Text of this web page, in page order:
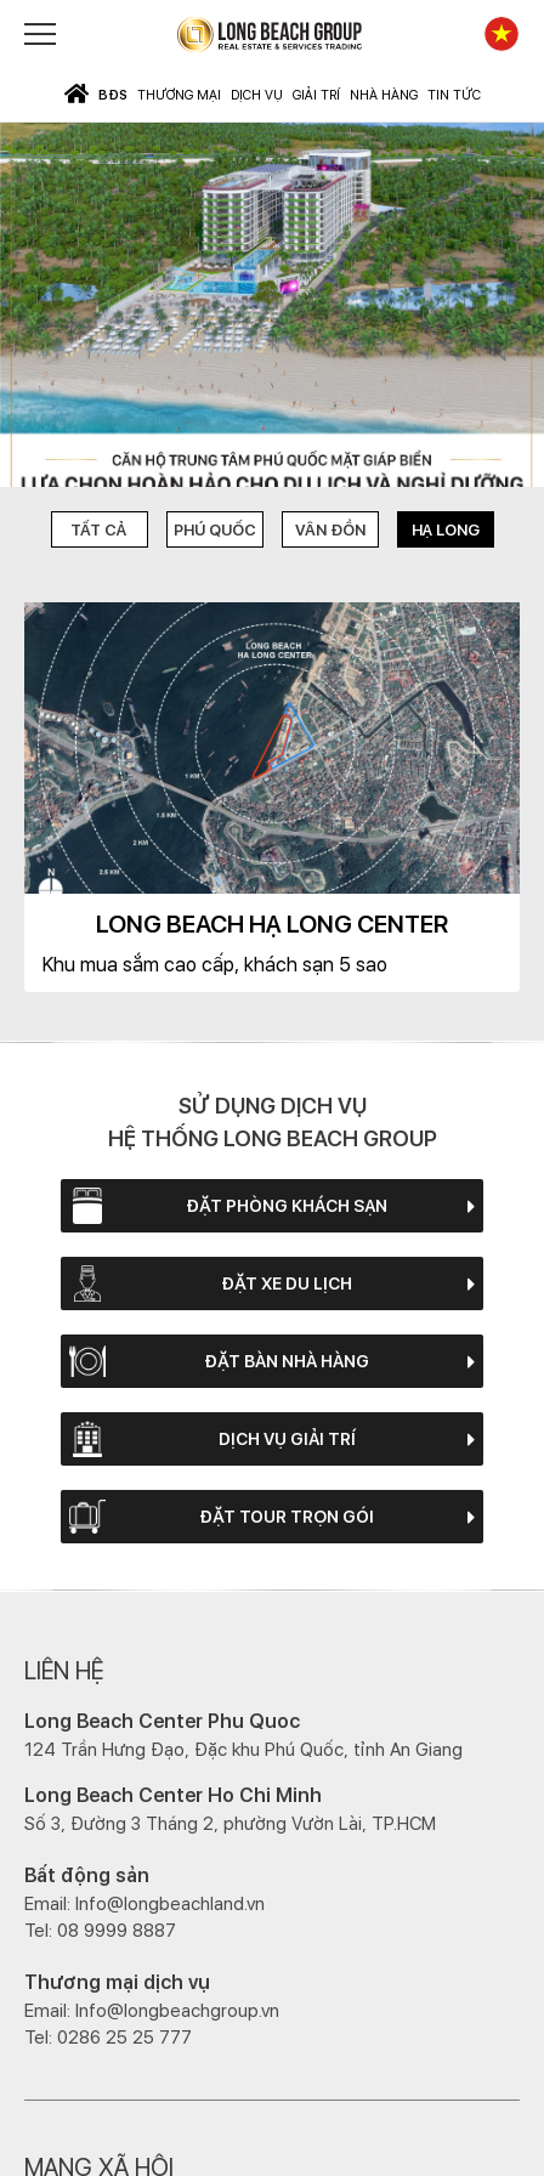
BĐS THƯƠNG MẠI DỊCH VỤ GIẢI TRÍ NHÀ HÀNG TIN TỨC
TẤT CẢ PHÚ QUỐC VÂN ĐỒN HẠ LONG
LONG BEACH HẠ LONG CENTER
Khu mua sắm cao cấp, khách sạn 5 sao
SỬ DỤNG DỊCH VỤ
HỆ THỐNG LONG BEACH GROUP
ĐẶT PHÒNG KHÁCH SẠN
ĐẶT XE DU LỊCH
ĐẶT BÀN NHÀ HÀNG
DỊCH VỤ GIẢI TRÍ
ĐẶT TOUR TRỌN GÓI
LIÊN HỆ
Long Beach Center Phu Quoc
124 Trần Hưng Đạo, Đặc khu Phú Quốc, tỉnh An Giang
Long Beach Center Ho Chi Minh
Số 3, Đường 3 Tháng 2, phường Vườn Lài, TP.HCM
Bất động sản
Email: Info@longbeachland.vn
Tel: 08 9999 8887
Thương mại dịch vụ
Email: Info@longbeachgroup.vn
Tel: 0286 25 25 777
MẠNG XÃ HỘI